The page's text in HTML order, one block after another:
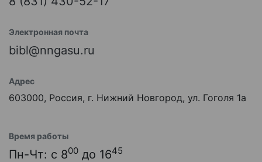
Электронная почта
bibl@nngasu.ru
Адрес
603000, Россия, г. Нижний Новгород, ул. Гоголя 1а
Время работы
Пн-Чт: с 800 до 1645